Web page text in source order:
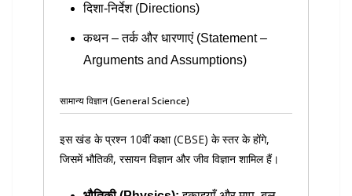
दिशा-निर्देश (Directions)
कथन – तर्क और धारणाएं (Statement –
Arguments and Assumptions)
सामान्य विज्ञान (General Science)
इस खंड के प्रश्न 10वीं कक्षा (CBSE) के स्तर के होंगे,
जिसमें भौतिकी, रसायन विज्ञान और जीव विज्ञान शामिल हैं।